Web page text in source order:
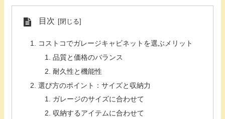
目次
コストコでガレージキャビネットを選ぶメリット
品質と価格のバランス
耐久性と機能性
選び方のポイント：サイズと収納力
ガレージのサイズに合わせて
収納するアイテムに合わせて